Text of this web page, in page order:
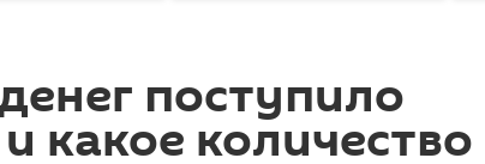
поступило
какое количество